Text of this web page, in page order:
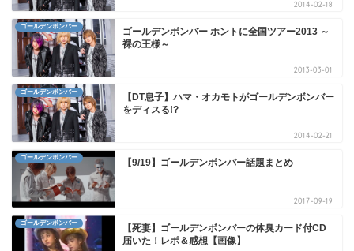
2014-02-18
ゴールデンボンバー
ゴールデンボンバー ホントに全国ツアー2013 ～
裸の王様～
2013-03-01
ゴールデンボンバー
【DT息子】ハマ・オカモトがゴールデンボンバー
をディスる!?
2014-02-21
ゴールデンボンバー 【9/19】ゴールデンボンバー話題まとめ
2017-09-19
ゴールデンボンバー
【死妻】ゴールデンボンバーの体臭カード付CD
届いた！レポ＆感想【画像】